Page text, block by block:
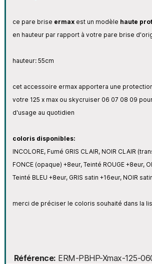
ce pare brise ermaxest un modèle haute
en hauteur par rapport à votre pare brise
hauteur: 55cm
cet accessoire ermax apportera une
votre 125 x max ou skycruiser 06 07 08 09
d'usage au quotidien
coloris disponibles:
INCOLORE, Fumé GRIS CLAIR, NOIR CLAIR
FONCE (opaque) +8eur, Teinté ROUGE +8eur,
Teinté BLEU +8eur, GRIS satin +16eur, NOIR
merci de préciser le coloris souhaité dans la
Référence ERM-PBHP-Xmax-125-